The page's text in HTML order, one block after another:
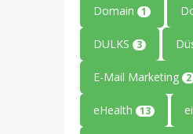
Domain 1
DULKS 3
E-Mail Marketing 2
eHealth 13